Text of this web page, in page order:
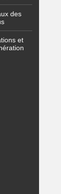
des
et